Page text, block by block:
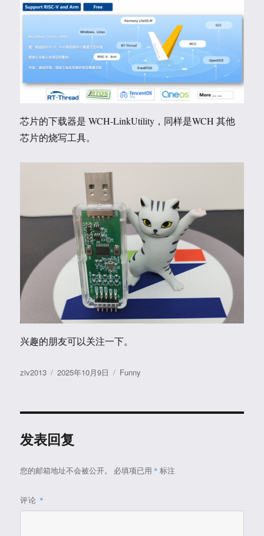
芯片的下载器是 WCH-LinkUtility，同样是WCH 其他
芯片的烧写工具。
兴趣的朋友可以关注一下。
作
ziv2013
发
2025年10月9日
分
Funny
发表回复
您的邮箱地址不会被公开。 必填项已用 * 标注
评论 *